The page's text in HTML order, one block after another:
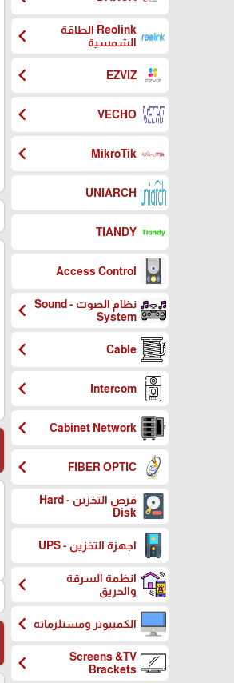
Reolink الطاقة
الشمسية
chevron_left
EZVIZ
chevron_left
VECHO
chevron_left
MikroTik
chevron_left
UNIARCH
TIANDY
Access Control
نظام الصوت - Sound
System
chevron_left
Cable
chevron_left
Intercom
chevron_left
Cabinet Network
chevron_left
FIBER OPTIC
chevron_left
قرص التخزين - Hard
Disk
اجهزة التخزين - UPS
انظمة السرقة
والحريق
chevron_left
الكمبيوتر ومستلزماتهchevron_left
Screens &TV
Brackets
chevron_left